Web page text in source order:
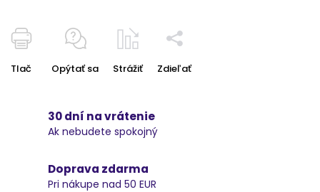
Tlač Opýtať sa Strážiť Zdieľať
30 dní na vrátenie
Ak nebudete spokojný
Doprava zdarma
Pri nákupe nad 50 EUR